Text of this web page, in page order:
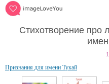
Стихотворение про
Признания для имени Тукай